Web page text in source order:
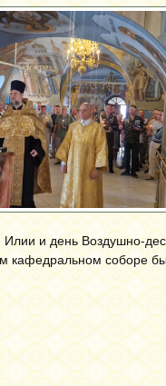
и день Воздушно-
кафедральном соборе